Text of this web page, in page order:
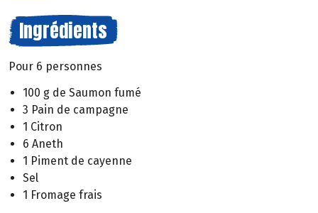
Ingrédients
Pour 6 personnes
100 g de Saumon fumé
3 Pain de campagne
1 Citron
6 Aneth
1 Piment de cayenne
Sel
1 Fromage frais